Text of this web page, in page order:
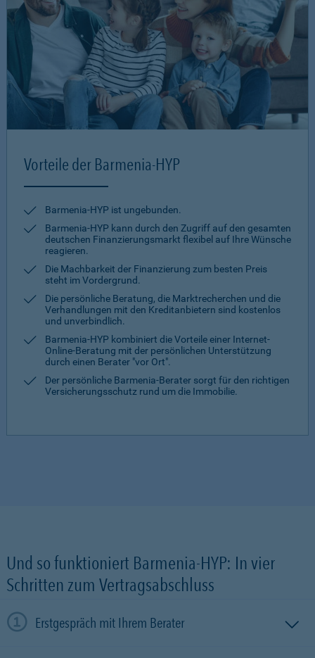
Vorteile der Barmenia-HYP
Barmenia-HYP ist ungebunden.
Barmenia-HYP kann durch den Zugriff auf den gesamten
deutschen Finanzierungsmarkt flexibel auf Ihre Wünsche
reagieren.
Die Machbarkeit der Finanzierung zum besten Preis
steht im Vordergrund.
Die persönliche Beratung, die Marktrecherchen und die
Verhandlungen mit den Kreditanbietern sind kostenlos
und unverbindlich.
Barmenia-HYP kombiniert die Vorteile einer Internet-
Online-Beratung mit der persönlichen Unterstützung
durch einen Berater "vor Ort".
Der persönliche Barmenia-Berater sorgt für den richtigen
Versicherungsschutz rund um die Immobilie.
Und so funktioniert Barmenia-HYP: In vier
Schritten zum Vertragsabschluss
Erstgespräch mit Ihrem Berater